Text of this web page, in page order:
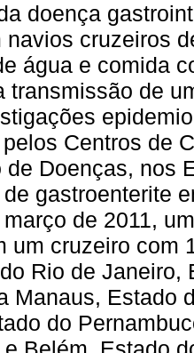
doença
navios cruzeiros
água e comida
transmissão de
Centros de
de Doenças, nos
gastroenterite
de 2011,
um cruzeiro com
Rio de Janeiro,
Manaus, Estado
do